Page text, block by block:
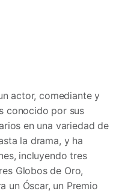
actor, comediante y
conocido por sus
en una variedad de
la drama, y ha
incluyendo tres
Globos de Oro,
un Óscar, un Premio